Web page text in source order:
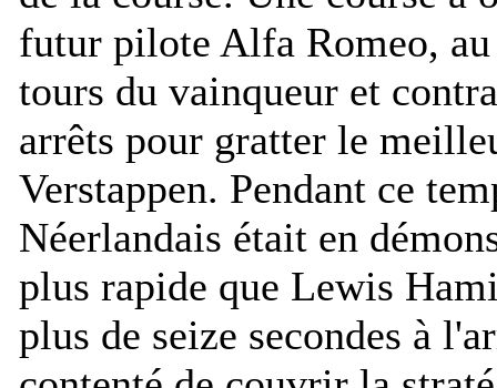
futur pilote Alfa Romeo,
tours du vainqueur et
arrêts pour gratter le
Verstappen. Pendant ce
Néerlandais était en
plus rapide que Lewis
plus de seize secondes à